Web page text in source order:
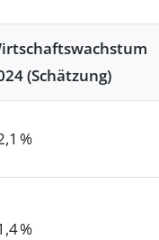
(Schätzung)
%
%